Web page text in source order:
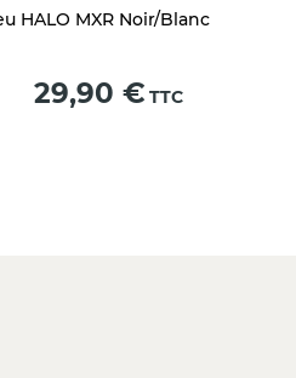
HALO MXR Noir/Blanc
Prix
29,90 € TTC